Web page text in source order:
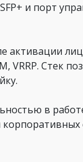
и порт
активации
VRRP. Стек
в